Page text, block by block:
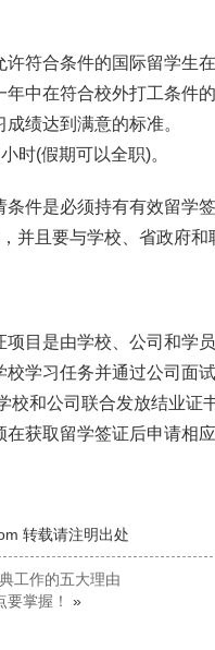
符合条件的国际留学生
中在符合校外打工条件
绩达到满意的标准。
时(假期可以全职)。
件是必须持有有效留学
并且要与学校、省政府和
目是由学校、公司和学
学习任务并通过公司面
和公司联合发放结业证书
获取留学签证后申请相
转载请注明出处
工作的五大理由
掌握！
»